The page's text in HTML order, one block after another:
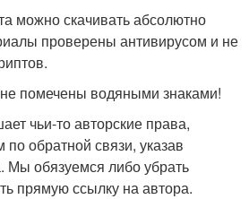
можно скачивать абсолютно
проверены антивирусом и не
помечены водяными знаками!
чьи-то авторские права,
обратной связи, указав
Мы обязуемся либо убрать
прямую ссылку на автора.